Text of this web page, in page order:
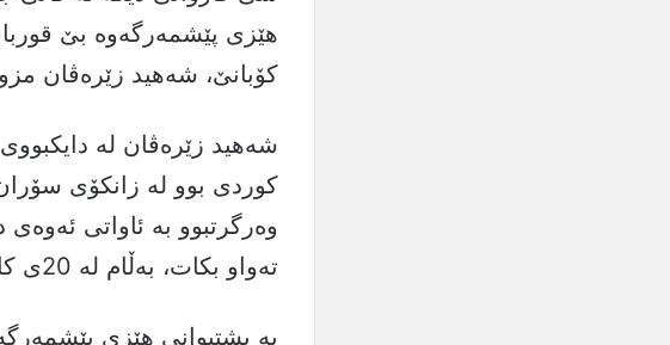
هێزی پێشمەرگەوە بێ
کۆبانێ، شەهید زێرەڤان
كوردی بوو له‌ زانكۆی
وه‌رگرتبوو به‌ ئاواتی
ته‌واو بكات، به‌ڵام له‌ 20ی کانوون دووەمی 2015 له‌ كۆبانێ شه‌هیدبوو.
به‌ پشتیوانى هێزى